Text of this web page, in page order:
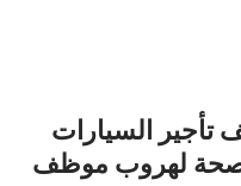
تأجير السيارات
صحة لهروب موظف